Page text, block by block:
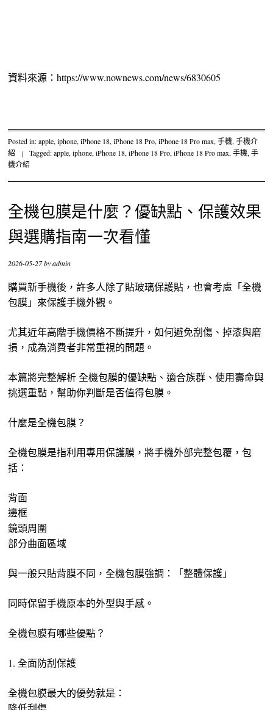
資料來源：https://www.nownews.com/news/6830605
Posted in:apple,iphone,iPhone 18,iPhone 18 Pro,iPhone 18 Pro max,手機,手機介
紹
| Tagged:apple,iphone,iPhone 18,iPhone 18 Pro,iPhone 18 Pro max,手機,手
機介紹
全機包膜是什麼？優缺點、保護效果
與選購指南一次看懂
2026-05-27byadmin
購買新手機後，許多人除了貼玻璃保護貼，也會考慮「全機
包膜」來保護手機外觀。
尤其近年高階手機價格不斷提升，如何避免刮傷、掉漆與磨
損，成為消費者非常重視的問題。
本篇將完整解析 全機包膜的優缺點、適合族群、使用壽命與
挑選重點，幫助你判斷是否值得包膜。
什麼是全機包膜？
全機包膜是指利用專用保護膜，將手機外部完整包覆，包
括：
背面
邊框
鏡頭周圍
部分曲面區域
與一般只貼背膜不同，全機包膜強調：「整體保護」
同時保留手機原本的外型與手感。
全機包膜有哪些優點？
1. 全面防刮保護
全機包膜最大的優勢就是：